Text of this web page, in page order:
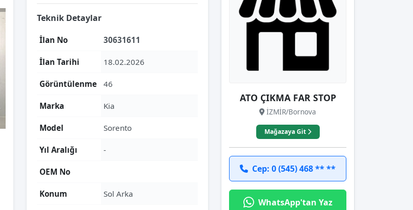
Teknik Detaylar
İlan No 30631611
İlan Tarihi 18.02.2026
Görüntülenme 46
Marka Kia
Model Sorento
Yıl Aralığı -
OEM No
Konum Sol Arka
ATO ÇIKMA FAR STOP
İZMİR/Bornova
Mağazaya Git
Cep: 0 (545) 468 ** **
WhatsApp'tan Yaz